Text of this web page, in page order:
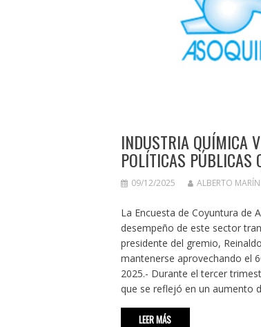
INDUSTRIA QUÍMICA
POLÍTICAS PÚBLICAS
09/12/2025 ALBERTO
La Encuesta de Coyuntura de
desempeño de este sector
presidente del gremio,
mantenerse aprovechando el
2025.- Durante el tercer
que se reflejó en un aumento
LEER MÁS